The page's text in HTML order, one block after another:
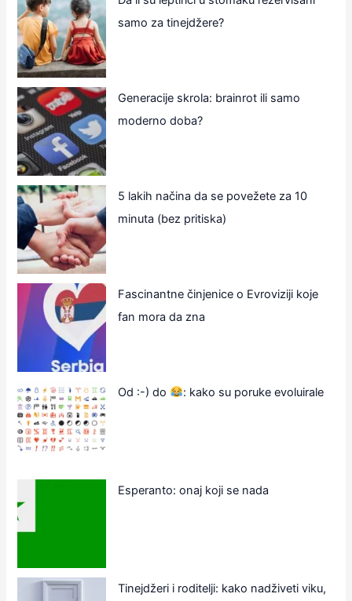
samo za tinejdžere?
Generacije skrola: brainrot ili samo
moderno doba?
5 lakih načina da se povežete za 10
minuta (bez pritiska)
Fascinantne činjenice o Evroviziji koje
fan mora da zna
Od :-) do : kako su poruke evoluirale
Esperanto: onaj koji se nada
Tinejdžeri i roditelji: kako nadživeti viku,